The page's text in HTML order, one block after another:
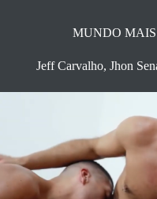
MUNDO MAIS
Jeff Carvalho, Jhon